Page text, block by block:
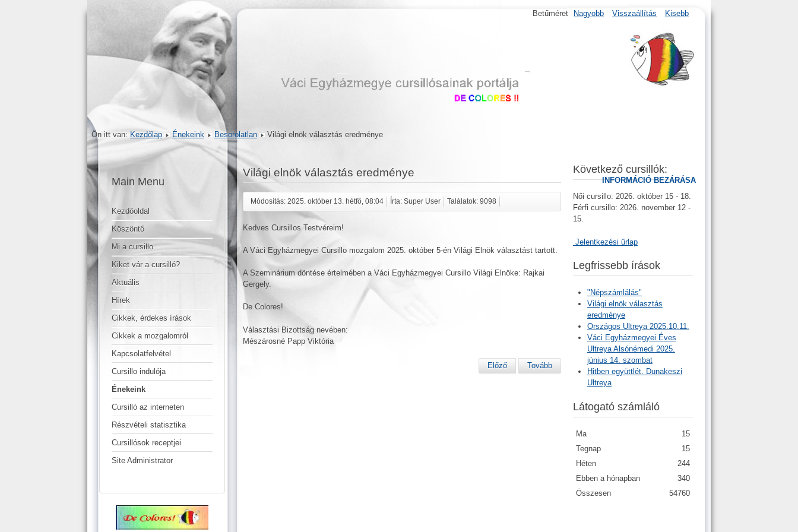
Ön itt van: Kezdőlap Énekeink Besorolatlan Világi elnök választás eredménye
Betűméret Nagyobb Visszaállítás Kisebb
Main Menu
Kezdőoldal
Köszöntő
Mi a cursillo
Kiket vár a cursilló?
Aktuális
Hírek
Cikkek, érdekes írások
Cikkek a mozgalomról
Kapcsolatfelvétel
Cursillo indulója
Énekeink
Cursilló az interneten
Részvételi statisztika
Cursillósok receptjei
Site Administrator
Világi elnök választás eredménye
Módosítás: 2025. október 13. hétfő, 08:04 Írta: Super User Találatok: 9098
Kedves Cursillos Testvéreim!
A Váci Egyházmegyei Cursillo mozgalom 2025. október 5-én Világi Elnök választást tartott.
A Szeminárium döntése értelmében a Váci Egyházmegyei Cursillo Világi Elnöke: Rajkai
Gergely.
De Colores!
Választási Bizottság nevében:
Mészárosné Papp Viktória
Előző Tovább
INFORMÁCIÓ BEZÁRÁSA
Következő cursillók:
Női cursillo: 2026. október 15 - 18.
Férfi cursillo: 2026. november 12 -
15.
Jelentkezési űrlap
Legfrissebb írások
"Népszámlálás"
Világi elnök választás
eredménye
Országos Ultreya 2025.10.11.
Váci Egyházmegyei Éves
Ultreya Alsónémedi 2025.
június 14. szombat
Hitben együttlét. Dunakeszi
Ultreya
Látogató számláló
Ma
15
Tegnap
15
Héten
244
Ebben a hónapban
340
Összesen
54760